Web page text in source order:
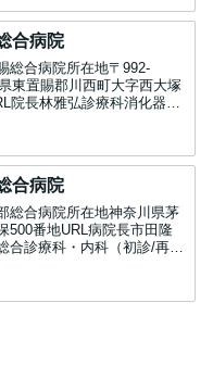
病床数一般病床 120床町
合病院
総合病院所在地〒992-
東置賜郡川西町大字西大塚
院長林雅弘診療科消化器内
科/精神科/放射線科/麻酔
合病院
総合病院所在地神奈川県茅
500番地URL病院長市田隆
合診療科・内科（初診/再
来、がん治療センター、消